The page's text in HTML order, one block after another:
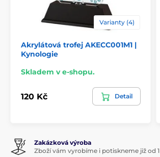
Varianty (4)
Akrylátová trofej AKECC001M1 |
Kynologie
Skladem v e-shopu.
120 Kč Detail
Zakázková výroba
Zboží vám vyrobíme i potiskneme již od